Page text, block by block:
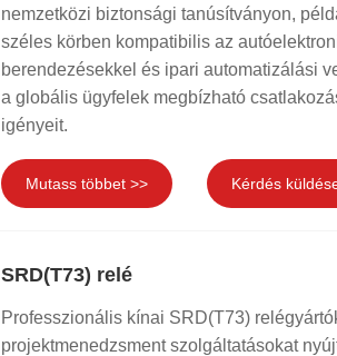
nemzetközi biztonsági tanúsítványon,
széles körben kompatibilis az
berendezésekkel és ipari automatizálási
a globális ügyfelek megbízható
igényeit.
Mutass többet >> Kérdés
SRD(T73) relé
Professzionális kínai SRD(T73)
projektmenedzsment szolgáltatásokat